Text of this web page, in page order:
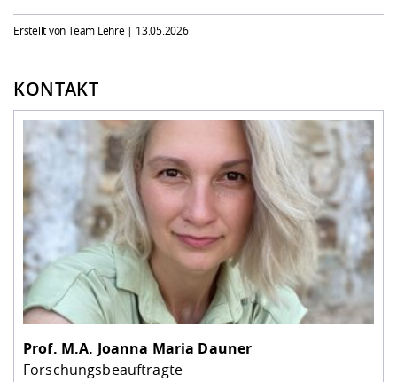
Erstellt von Team Lehre | 13.05.2026
KONTAKT
Prof. M.A. Joanna Maria Dauner
Forschungsbeauftragte